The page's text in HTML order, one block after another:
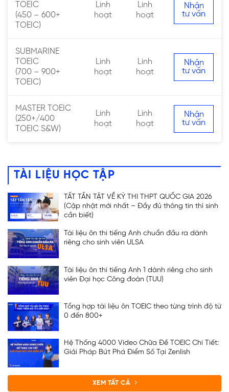
TOEIC
(450 – 600+
TOEIC)
Linh
hoạt
Linh
hoạt
Nhận
tư vấn
SUBMARINE
TOEIC
(700 – 900+
TOEIC)
Linh
hoạt
Linh
hoạt
Nhận
tư vấn
MASTER TOEIC
(250+/400
TOEIC S&W)
Linh
hoạt
Linh
hoạt
Nhận
tư vấn
TÀI LIỆU HỌC TẬP
TẤT TẦN TẬT VỀ KỲ THI THPT QUỐC GIA 2026
(Cập nhật mới nhất – Đầy đủ thông tin thí sinh
cần biết)
Tài liệu ôn thi tiếng Anh chuẩn đầu ra dành
riêng cho sinh viên ULSA
Tài liệu ôn thi tiếng Anh 1 dành riêng cho sinh
viên Đại học Công đoàn (TUU)
Tổng hợp tài liệu ôn TOEIC theo từng trình độ từ
0 đến 800+
Hệ Thống 4000 Video Chữa Đề TOEIC Chi Tiết:
Giải Pháp Bứt Phá Điểm Số Tại Zenlish
XEM TẤT CẢ